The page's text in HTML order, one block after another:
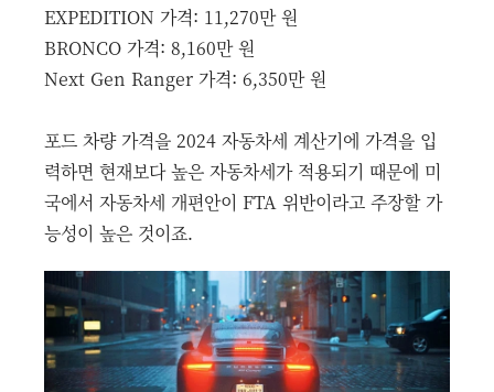
EXPEDITION 가격: 11,270만 원
BRONCO 가격: 8,160만 원
Next Gen Ranger 가격: 6,350만 원
포드 차량 가격을 2024 자동차세 계산기에 가격을 입
력하면 현재보다 높은 자동차세가 적용되기 때문에 미
국에서 자동차세 개편안이 FTA 위반이라고 주장할 가
능성이 높은 것이죠.